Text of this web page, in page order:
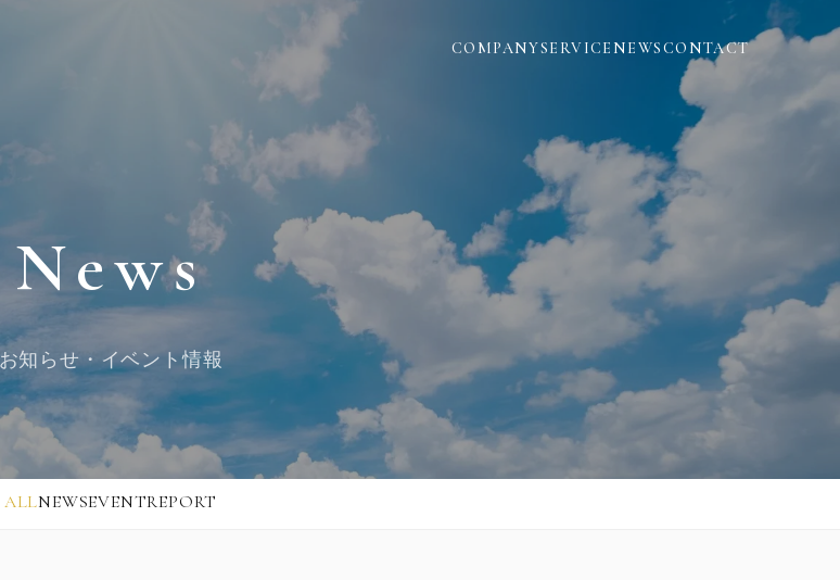
COMPANYSERVICE NEWSCONTACT
News
お知らせ・イベント情報
ALLNEWSEVENTREPORT